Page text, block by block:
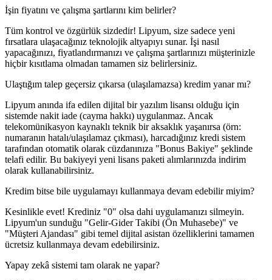
İşin fiyatını ve çalışma şartlarını kim belirler?
Tüm kontrol ve özgürlük sizdedir! Lipyum, size sadece yeni
fırsatlara ulaşacağınız teknolojik altyapıyı sunar. İşi nasıl
yapacağınızı, fiyatlandırmanızı ve çalışma şartlarınızı müşterinizle
hiçbir kısıtlama olmadan tamamen siz belirlersiniz.
Ulaştığım talep geçersiz çıkarsa (ulaşılamazsa) kredim yanar mı?
Lipyum anında ifa edilen dijital bir yazılım lisansı olduğu için
sistemde nakit iade (cayma hakkı) uygulanmaz. Ancak
telekomünikasyon kaynaklı teknik bir aksaklık yaşanırsa (örn:
numaranın hatalı/ulaşılamaz çıkması), harcadığınız kredi sistem
tarafından otomatik olarak cüzdanınıza "Bonus Bakiye" şeklinde
telafi edilir. Bu bakiyeyi yeni lisans paketi alımlarınızda indirim
olarak kullanabilirsiniz.
Kredim bitse bile uygulamayı kullanmaya devam edebilir miyim?
Kesinlikle evet! Krediniz "0" olsa dahi uygulamanızı silmeyin.
Lipyum'un sunduğu "Gelir-Gider Takibi (Ön Muhasebe)" ve
"Müşteri Ajandası" gibi temel dijital asistan özelliklerini tamamen
ücretsiz kullanmaya devam edebilirsiniz.
Yapay zekâ sistemi tam olarak ne yapar?